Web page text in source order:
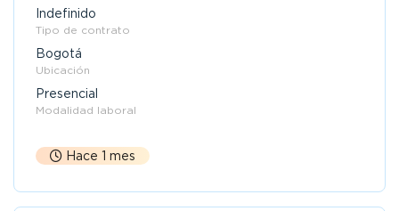
Indefinido
Tipo de contrato
Bogotá
Ubicación
Presencial
Modalidad laboral
Hace 1 mes